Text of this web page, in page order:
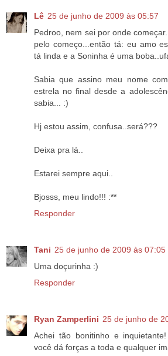
Lê 25 de junho de 2009 às 05:57
Pedroo, nem sei por onde
pelo começo...então tá: eu amo
tá linda e a Soninha é uma
Sabia que assino meu nome
estrela no final desde a
sabia... :)
Hj estou assim, confusa..será???
Deixa pra lá..
Estarei sempre aqui..
Bjosss, meu lindo!!! :**
Responder
Tani 25 de junho de 2009 às 07:05
Uma doçurinha :)
Responder
Ryan Zamperlini 25 de junho de
Achei tão bonitinho e
você dá forças a toda e qualquer